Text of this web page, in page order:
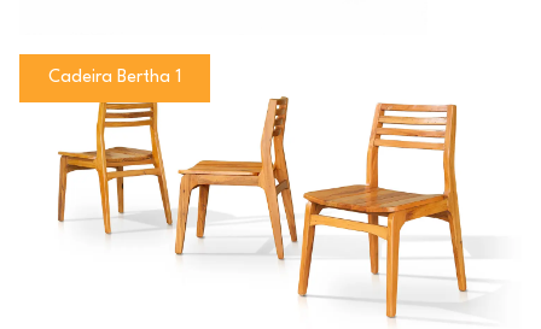
Cadeira Bertha 1